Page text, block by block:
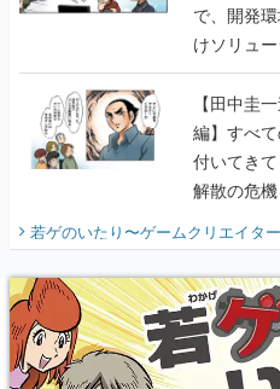
で、開発
けソリュ
に行って
【田中圭
編】すべ
付いてき
解散の危
『少年ジ
り】
若ゲのいたり〜ゲームクリエイタ